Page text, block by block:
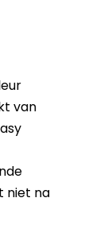
van
niet na